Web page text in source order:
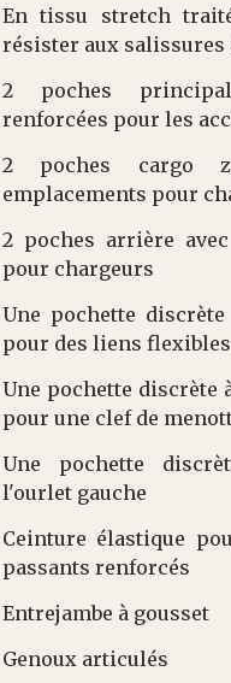
En tissu stretch
résister aux
2 poches
renforcées pour les
2 poches cargo
emplacements pour
2 poches arrière
pour chargeurs
Une pochette
pour des liens flexibles
Une pochette discrète
pour une clef de
Une pochette
l'ourlet gauche
Ceinture élastique
passants renforcés
Entrejambe à gousset
Genoux articulés